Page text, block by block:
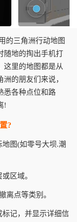
的三角洲行动地图
随地的掏出手机打
这里的地图都是从
的朋友们来说，
悉各种点位和路
!
?
图(如零号大坝.潮
区域。
离点等类别。
记，并显示详细信